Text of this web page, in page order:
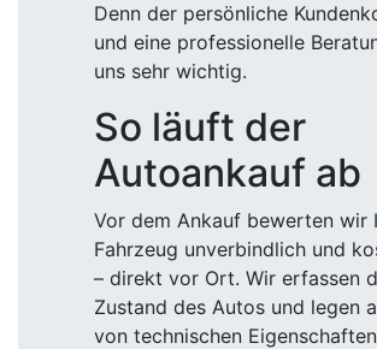
Denn der persönliche
und eine professionelle
uns sehr wichtig.
So läuft der
Autoankauf ab
Vor dem Ankauf bewerten wir
Fahrzeug unverbindlich und
– direkt vor Ort. Wir erfassen
Zustand des Autos und legen
von technischen